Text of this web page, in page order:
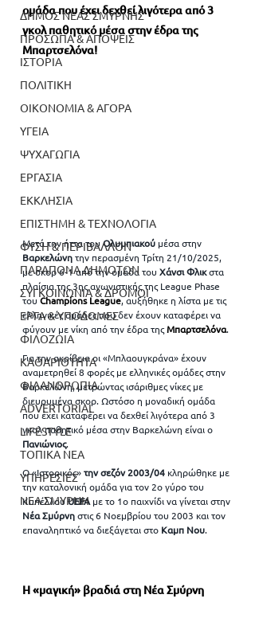
ΔΗΜΟΣ ΝΕΑΣ ΣΜΥΡΝΗΣ
ΠΡΟΣΩΠΑ & ΑΠΟΨΕΙΣ
ΙΣΤΟΡΙΑ
ΠΟΛΙΤΙΚΗ
ΟΙΚΟΝΟΜΙΑ & ΑΓΟΡΑ
ΥΓΕΙΑ
ΨΥΧΑΓΩΓΙΑ
ΕΡΓΑΣΙΑ
ΕΚΚΛΗΣΙΑ
ΕΠΙΣΤΗΜΗ & ΤΕΧΝΟΛΟΓΙΑ
ΦΥΣΗ & ΠΕΡΙΒΑΛΛΟΝ
ΠΑΡΑΠΟΝΑ ΔΗΜΟΤΩΝ
ΣΥΓΚΟΙΝΩΝΙΑ & ΔΡΟΜΟΙ
ΕΡΓΑ & ΥΠΟΔΟΜΕΣ
ΦΙΛΟΖΩΙΑ
ΚΑΘΑΡΙΟΤΗΤΑ
ΦΙΛΑΝΘΡΩΠΙΑ
ADVERTORIAL
LIFESTYLE
ΤΟΠΙΚΑ ΝΕΑ
ΥΠΗΡΕΣΙΕΣ
ΝΕΑ ΣΜΥΡΝΗ
ομάδα που έχει δεχθεί λιγότερα από 3
γκολ παθητικό μέσα στην έδρα της
Μπαρτσελόνα!
Μετά την ήττα του Ολυμπιακού μέσα στην
Βαρκελώνη την περασμένη Τρίτη 21/10/2025,
με σκορ 6-1 από την ομάδα του Χάνσι Φλικ στα
πλαίσια της 3ης αγωνιστικής της League Phase
του Champions League, αυξήθηκε η λίστα με τις
ελληνικές ομάδες που δεν έχουν καταφέρει να
φύγουν με νίκη από την έδρα της Μπαρτσελόνα.
Για την ακρίβεια οι «Μπλαουγκράνα» έχουν
αναμετρηθεί 8 φορές με ελληνικές ομάδες στην
Βαρκελώνη, μετρώντας ισάριθμες νίκες με
διευρυμένα σκορ. Ωστόσο η μοναδική ομάδα
που έχει καταφέρει να δεχθεί λιγότερα από 3
γκολ παθητικό μέσα στην Βαρκελώνη είναι ο
Πανιώνιος.
Ο «Ιστορικός» την σεζόν 2003/04 κληρώθηκε με
την καταλονική ομάδα για τον 2ο γύρο του
Κυπέλλου UEFA με το 1ο παιχνίδι να γίνεται στην
Νέα Σμύρνη στις 6 Νοεμβρίου του 2003 και τον
επαναληπτικό να διεξάγεται στο Καμπ Νου.
Η «μαγική» βραδιά στη Νέα Σμύρνη